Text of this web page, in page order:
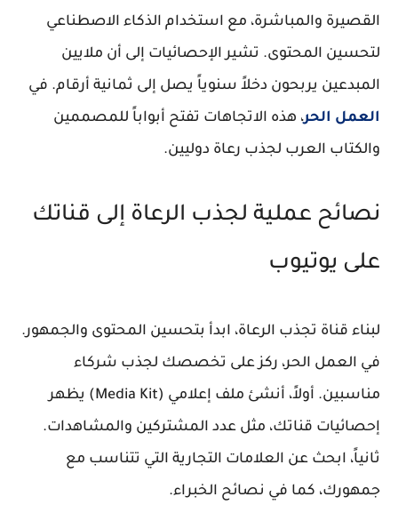
القصيرة والمباشرة، مع استخدام الذكاء الاصطناعي
لتحسين المحتوى. تشير الإحصائيات إلى أن ملايين
المبدعين يربحون دخلاً سنوياً يصل إلى ثمانية أرقام. في
العمل الحر، هذه الاتجاهات تفتح أبواباً للمصممين
والكتاب العرب لجذب رعاة دوليين.
نصائح عملية لجذب الرعاة إلى قناتك
على يوتيوب
لبناء قناة تجذب الرعاة، ابدأ بتحسين المحتوى والجمهور.
في العمل الحر، ركز على تخصصك لجذب شركاء
مناسبين. أولاً، أنشئ ملف إعلامي (Media Kit) يظهر
إحصائيات قناتك، مثل عدد المشتركين والمشاهدات.
ثانياً، ابحث عن العلامات التجارية التي تتناسب مع
جمهورك، كما في نصائح الخبراء.